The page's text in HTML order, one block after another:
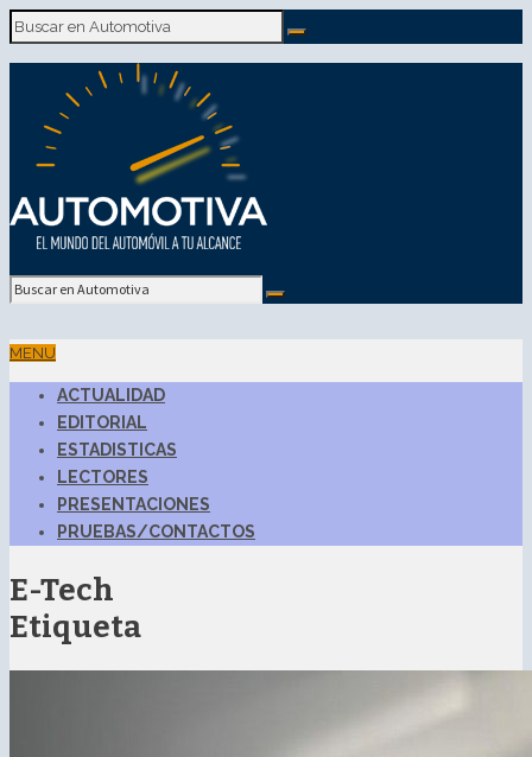
MENU
ACTUALIDAD
EDITORIAL
ESTADISTICAS
LECTORES
PRESENTACIONES
PRUEBAS/CONTACTOS
E-Tech
Etiqueta